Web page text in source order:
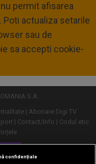
permit afisarea
actualiza setarile
sau de
sa accepti cookie-
S.A.
Abonare Digi TV
Contact/Info
Codul etic
confidențiale